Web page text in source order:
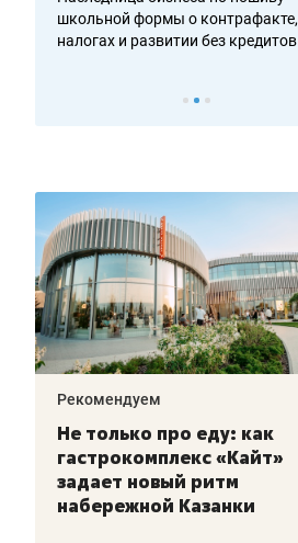
школьной формы о контрафакте,
налогах и развитии без кредитов
Рекомендуем
Не только про еду: как
гастрокомплекс «Кайт»
задает новый ритм
набережной Казанки